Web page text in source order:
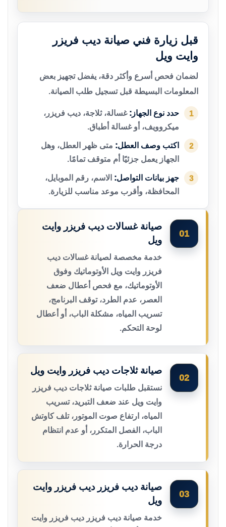
قبل زيارة فني صيانة ديب فريزر
وايت ويل
لضمان فحص أسرع وأكثر دقة، يفضل تجهيز بعض
المعلومات البسيطة قبل تسجيل طلب الصيانة.
1 حدد نوع الجهاز: غسالة، ثلاجة، ديب فريزر،
ميكروويف، أو غسالة أطباق.
2 اكتب وصف العطل: متى ظهر العطل، وهل
الجهاز يعمل جزئيًا أم متوقف تمامًا.
3 جهز بيانات التواصل: الاسم، رقم الموبايل،
المحافظة، وأقرب موعد مناسب للزيارة.
01
صيانة غسالات ديب فريزر وايت
ويل
خدمة مخصصة لصيانة غسالات ديب
فريزر وايت ويل الأوتوماتيك وفوق
الأوتوماتيك، مع فحص أعطال ضعف
العصر، عدم الطرد، توقف البرنامج،
تسريب المياه، مشكلة الباب، أو أعطال
لوحة التحكم.
02
صيانة ثلاجات ديب فريزر وايت ويل
نستقبل طلبات صيانة ثلاجات ديب فريزر
وايت ويل عند ضعف التبريد، تسريب
المياه، ارتفاع صوت الموتور، تلف كاوتش
الباب، الفصل المتكرر، أو عدم انتظام
درجة الحرارة.
03
صيانة ديب فريزر ديب فريزر وايت
ويل
خدمة صيانة ديب فريزر ديب فريزر وايت